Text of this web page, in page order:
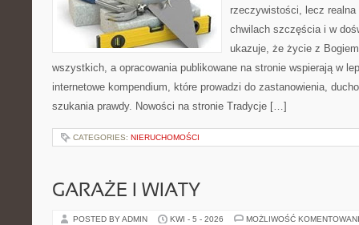
rzeczywistości, lecz realna
chwilach szczęścia i w
ukazuje, że życie z
wszystkich, a opracowania publikowane na stronie wspierają w
internetowe kompendium, które prowadzi do zastanowienia,
szukania prawdy. Nowości na stronie Tradycje […]
CATEGORIES: NIERUCHOMOŚCI
GARAŻE I WIATY
POSTED BY ADMIN KWI - 5 - 2026 MOŻLIWOŚĆ